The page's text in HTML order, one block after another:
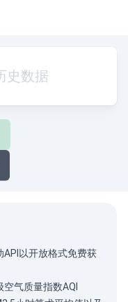
史数据
API 以开放格式免费获
气质量指数AQI